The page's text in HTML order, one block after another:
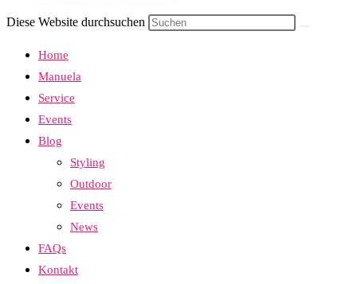
Diese Website durchsuchen
Home
Manuela
Service
Events
Blog
Styling
Outdoor
Events
News
FAQs
Kontakt